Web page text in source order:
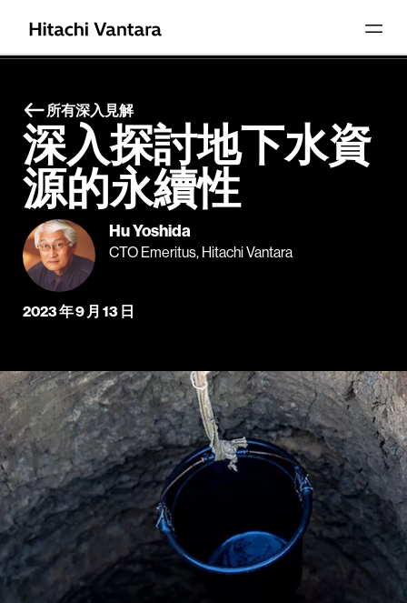
所有深入見解
深入探討地下水資
源的永續性
Hu Yoshida
CTO Emeritus, Hitachi Vantara
2023 年 9 月 13 日